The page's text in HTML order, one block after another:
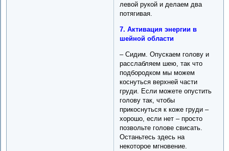
левой рукой и делаем два
потягивая.
7. Активация энергии в
шейной области
– Сидим. Опускаем голову и
расслабляем шею, так что
подбородком мы можем
коснуться верхней части
груди. Если можете опустить
голову так, чтобы
прикоснуться к коже груди –
хорошо, если нет – просто
позвольте голове свисать.
Останьтесь здесь на
некоторое мгновение.